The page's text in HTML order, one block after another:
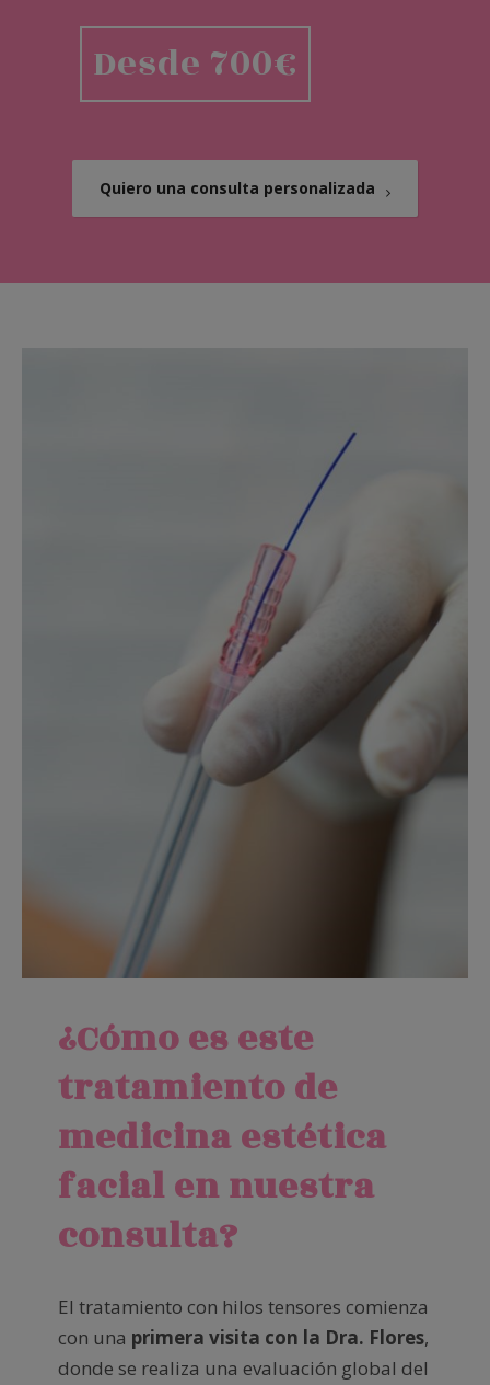
Desde 700€
Quiero una consulta personalizada
¿Cómo es este
tratamiento de
medicina estética
facial en nuestra
consulta?
El tratamiento con hilos tensores comienza
con una primera visita con la Dra. Flores,
donde se realiza una evaluación global del